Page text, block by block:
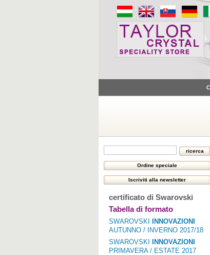
certificato di Swarovski
Tabella di formato
SWAROVSKI
INNOVAZIONI
AUTUNNO / INVERNO 2017/18
SWAROVSKI
INNOVAZIONI
PRIMAVERA / ESTATE 2017